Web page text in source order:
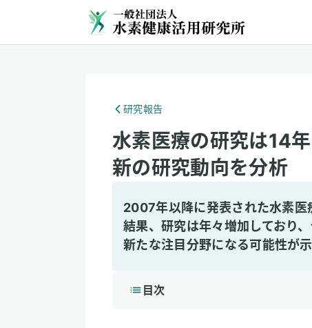
研究報告
水素医療の研究は14
新の研究動向を分析
2007年以降に発表された水素医
結果、研究は年々増加しており
新たな注目分野になる可能性が示
目次